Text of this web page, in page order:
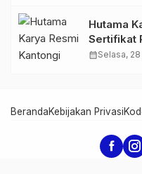
Hutama
Sertifikat
Struktur
calendar_monthSelasa,
BerandaKebijakan Privasi